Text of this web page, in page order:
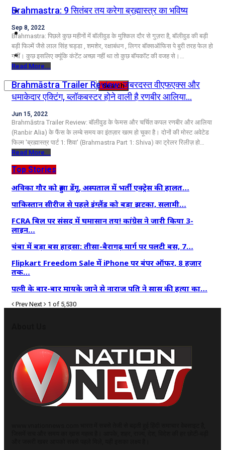
कृषि
धर्म
विज्ञान तकनीकी
Brahmastra: 9 सितंबर तय करेगा ब्रह्मास्त्र का भविष्य
Sep 8, 2022
Brahmastra: पिछले कुछ महीनों में बॉलीवुड के मुश्किल दौर से गुज़रा है, बॉलीवुड की बड़ी
बड़ी फिल्में जैसे लाल सिंह चड्डा , शमशेर, रक्षाबंधन , लिगर बॉक्सऑफिस पे बुरी तरह फेल हो
गयीं। कुछ इसलिए क्यूंकि कंटेंट अच्छा नहीं था तो कुछ बॉयकॉट की वजह से।…
Read More...
Brahmāstra Trailer Review: जबरदस्त वीएफएक्स और
धमाकेदार एक्टिंग, ब्लॉकबस्टर होने वाली है रणबीर आलिया…
Jun 15, 2022
Brahmāstra Trailer Review: बॉलीवुड के फेमस और चर्चित कपल रणबीर और आलिया
(Ranbir Alia) के फैंस के लम्बे समय का इंतज़ार खत्म हो चूका है। दोनों की मोस्ट अवेटेड
फिल्म 'ब्रह्मास्त्र पार्ट 1: शिवा' (Brahmastra Part 1: Shiva) का ट्रेलर रिलीज़ हो…
Read More...
Top Stories
अविका गौर को हुआ डेंगू, अस्पताल में भर्ती एक्ट्रेस की हालत…
पाकिस्तान सीरीज से पहले इंग्लैंड को बड़ा झटका, सलामी…
FCRA बिल पर संसद में घमासान तय! कांग्रेस ने जारी किया 3-
लाइन…
चंबा में बड़ा बस हादसा: तीसा-बैरागढ़ मार्ग पर पलटी बस, 7…
Flipkart Freedom Sale में iPhone पर बंपर ऑफर, 8 हजार
तक…
पत्नी के बार-बार मायके जाने से नाराज पति ने सास की हत्या का…
Prev Next 1 of 5,530